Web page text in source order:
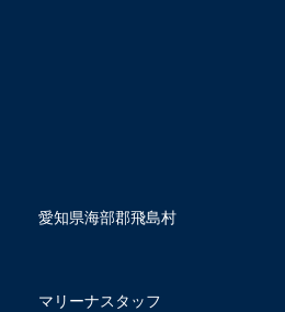
愛知県海部郡飛島村
マリーナスタッフ